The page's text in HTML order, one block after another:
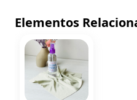
Elementos